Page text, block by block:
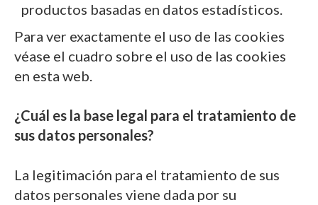
productos basadas en datos estadísticos.
Para ver exactamente el uso de las cookies
véase el cuadro sobre el uso de las cookies
en esta web.
¿Cuál es la base legal para el tratamiento de
sus datos personales?
La legitimación para el tratamiento de sus
datos personales viene dada por su